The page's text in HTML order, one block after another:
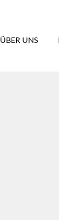
ÜBER UNS